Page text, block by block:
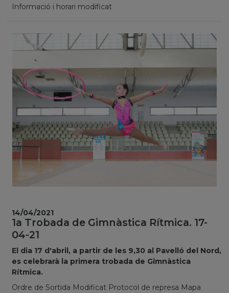
Informació i horari modificat
1a Trobada de Gimnàstica Rítmica. 17-
04-21
El dia 17 d'abril, a partir de les 9,30 al Pavelló del Nord,
es celebrarà la primera trobada de Gimnàstica
Rítmica.
Ordre de Sortida Modificat Protocol de represa Mapa
14/04/2021